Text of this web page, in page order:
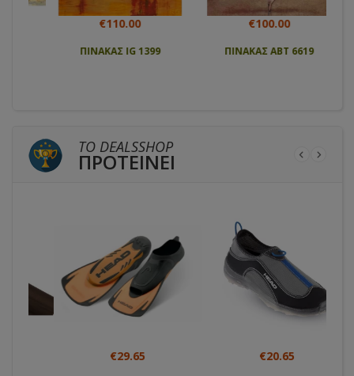
€110.00
ΠΙΝΑΚΑΣ IG 1399
€100.00
ΠΙΝΑΚΑΣ ABT 6619
ΤΟ DEALSSHOP
ΠΡΟΤΕΙΝΕΙ
€29.65 €20.65